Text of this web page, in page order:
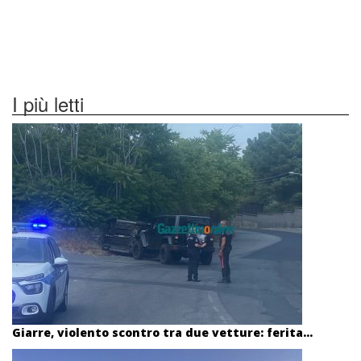
I più letti
Giarre, violento scontro tra due vetture: ferita...